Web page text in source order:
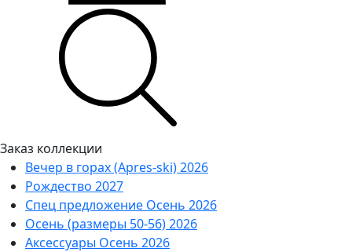
Заказ коллекции
Вечер в горах (Apres-ski) 2026
Рождество 2027
Спец предложение Осень 2026
Осень (размеры 50-56) 2026
Аксессуары Осень 2026